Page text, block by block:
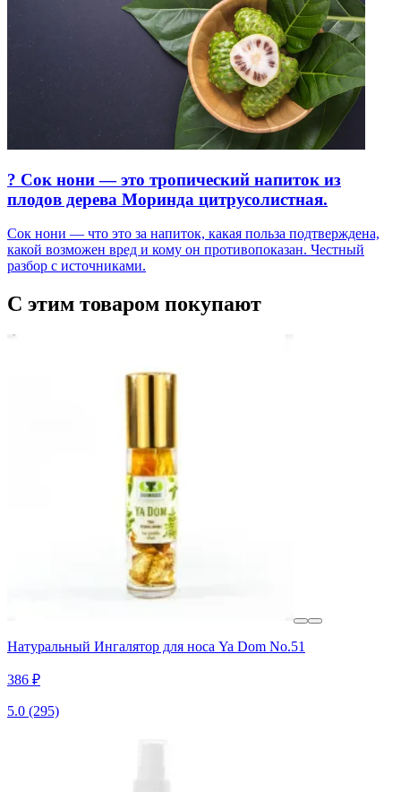
? Сок нони — это тропический напиток из
плодов дерева Моринда цитрусолистная.
Сок нони — что это за напиток, какая польза подтверждена,
какой возможен вред и кому он противопоказан. Честный
разбор с источниками.
С этим товаром покупают
Натуральный Ингалятор для носа Ya Dom No.51
386 ₽
5.0 (295)